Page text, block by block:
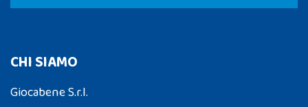
CHI SIAMO
Giocabene S.r.l.